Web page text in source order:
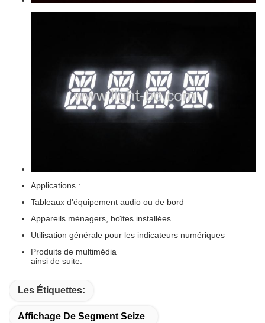
Applications :
Tableaux d'équipement audio ou de bord
Appareils ménagers, boîtes installées
Utilisation générale pour les indicateurs numériques
Produits de multimédia
ainsi de suite.
Les Étiquettes:
Affichage De Segment Seize